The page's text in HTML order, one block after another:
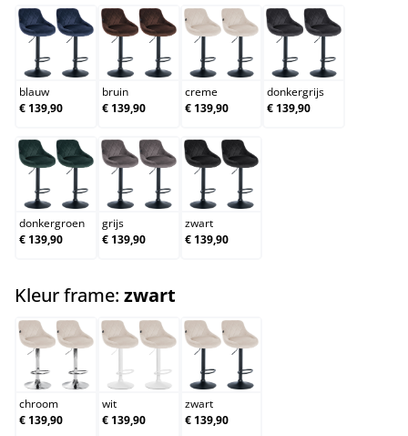
blauw
blauw
€ 139,90
bruin
bruin
€ 139,90
creme
creme
€ 139,90
donkergrijs
donkergrijs
€ 139,90
donkergroen
donkergroen
€ 139,90
grijs
grijs
€ 139,90
zwart
zwart
€ 139,90
Kleur frame: zwart
chroom
chroom
€ 139,90
wit
€ 139,90
zwart
zwart
€ 139,90